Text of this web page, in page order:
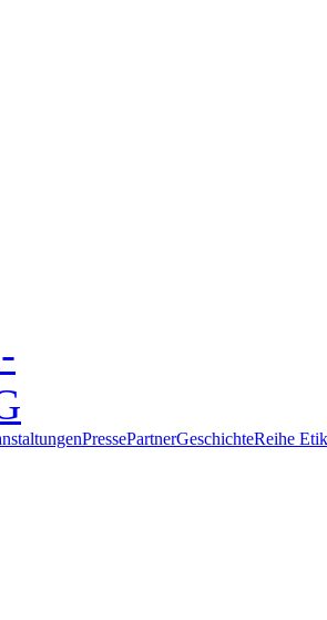
PressePartnerGeschichteReihe